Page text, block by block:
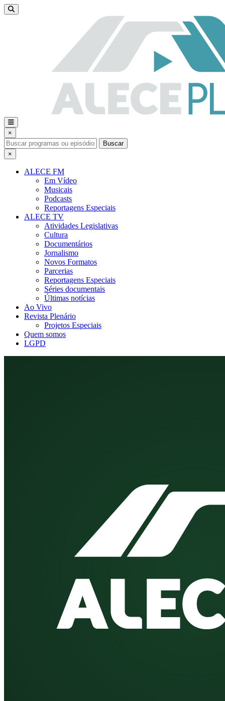
×
Buscar
×
ALECE FM
Em Vídeo
Musicais
Podcasts
Reportagens Especiais
ALECE TV
Atividades Legislativas
Cultura
Documentários
Jornalismo
Novos Formatos
Parcerias
Reportagens Especiais
Séries documentais
Últimas notícias
Ao Vivo
Revista Plenário
Projetos Especiais
Quem somos
LGPD